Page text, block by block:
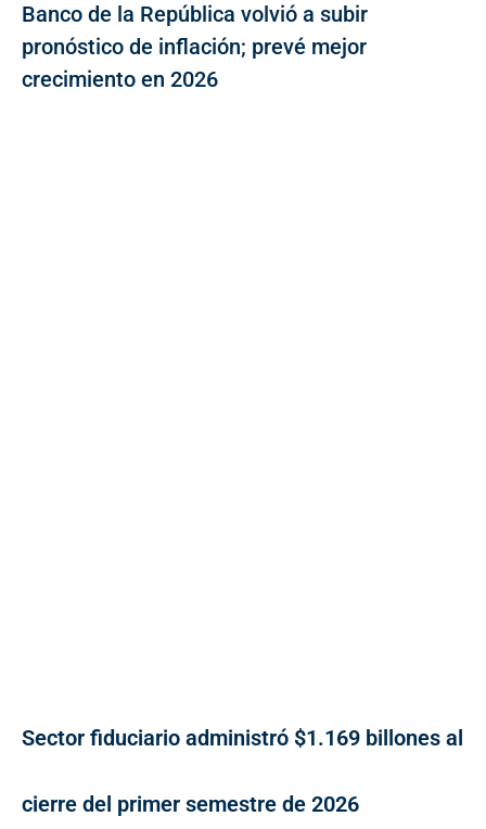
Banco de la República volvió a subir
pronóstico de inflación; prevé mejor
crecimiento en 2026
Sector fiduciario administró $1.169 billones al
cierre del primer semestre de 2026